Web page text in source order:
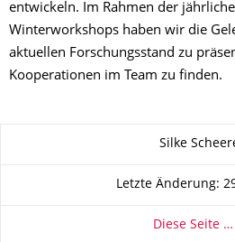
entwickeln. Im Rahmen der
Winterworkshops haben wir die
aktuellen Forschungsstand zu
Kooperationen im Team zu finden.
Silke
Letzte Änderung:
Diese Seite …